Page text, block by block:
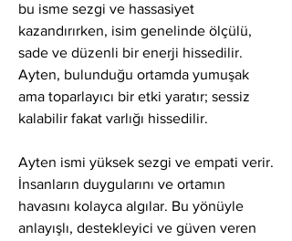
bu isme sezgi ve hassasiyet
kazandırırken, isim genelinde ölçülü,
sade ve düzenli bir enerji hissedilir.
Ayten, bulunduğu ortamda yumuşak
ama toparlayıcı bir etki yaratır; sessiz
kalabilir fakat varlığı hissedilir.
Ayten ismi yüksek sezgi ve empati verir.
İnsanların duygularını ve ortamın
havasını kolayca algılar. Bu yönüyle
anlayışlı, destekleyici ve güven veren